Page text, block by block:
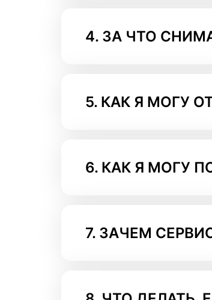
4. ЗА ЧТО
5. КАК Я МОГУ
6. КАК Я МОГУ
7. ЗАЧЕМ